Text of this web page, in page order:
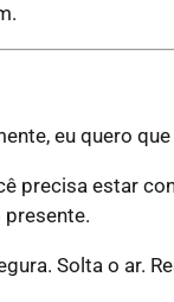
eu quero
precisa estar
Solta o ar.